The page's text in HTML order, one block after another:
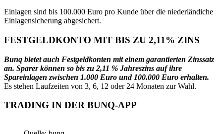
Einlagen sind bis 100.000 Euro pro Kunde über die niederländiche
Einlagensicherung abgesichert.
FESTGELDKONTO MIT BIS ZU 2,11% ZINS
Bunq bietet auch Festgeldkonten mit einem garantierten Zinssatz
an. Sparer können so bis zu 2,11 % Jahreszins auf ihre
Spareinlagen zwischen 1.000 Euro und 100.000 Euro erhalten.
Es stehen Laufzeiten von 3, 6, 12 oder 24 Monaten zur Wahl.
TRADING IN DER BUNQ-APP